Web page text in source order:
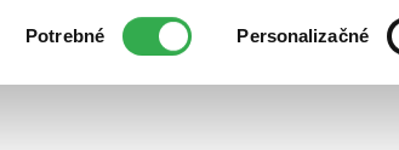
súhlasu
Potrebné Personalizačné